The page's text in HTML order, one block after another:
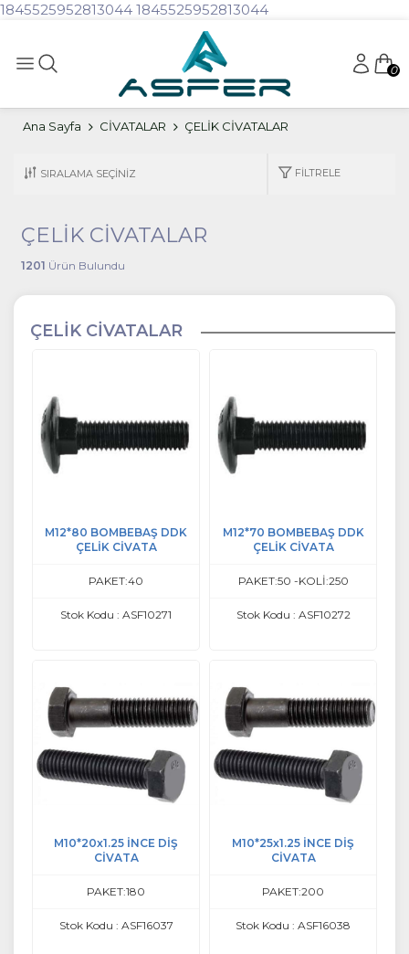
1845525952813044 1845525952813044
0
Ana Sayfa CİVATALAR ÇELİK CİVATALAR
FILTRELE
ÇELİK CİVATALAR
1201 Ürün Bulundu
ÇELİK CİVATALAR
M12*80 BOMBEBAŞ DDK
ÇELİK CİVATA
PAKET:40
Stok Kodu : ASF10271
M12*70 BOMBEBAŞ DDK
ÇELİK CİVATA
PAKET:50 -KOLİ:250
Stok Kodu : ASF10272
M10*20x1.25 İNCE DİŞ
CİVATA
PAKET:180
Stok Kodu : ASF16037
M10*25x1.25 İNCE DİŞ
CİVATA
PAKET:200
Stok Kodu : ASF16038